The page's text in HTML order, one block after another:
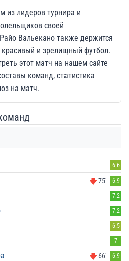
из лидеров турнира и
своей
Вальекано также держится
и зрелищный футбол.
этот матч на нашем сайте
команд, статистика
на матч.
6.6
75' 6.9
7.2
7.2
6.5
7
66' 6.9